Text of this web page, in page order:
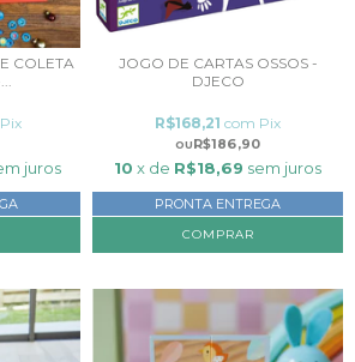
COLETA
Pix
juros
JOGO DE CARTAS OSSOS -
DJECO
R$186,90
R$168,21 com Pix
10 x de R$18,69 sem juros
PRONTA ENTREGA